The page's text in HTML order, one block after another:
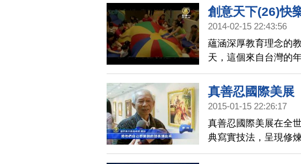
創意天下(26)快
2014-02-15 22:43:56
蘊涵深厚教育理念的
天，這個來自台灣的
數孩童發展自己獨特
真善忍國際美
2015-01-15 22:26:17
真善忍國際美展在全
典寫實技法，呈現修
月4日，畫展第二次